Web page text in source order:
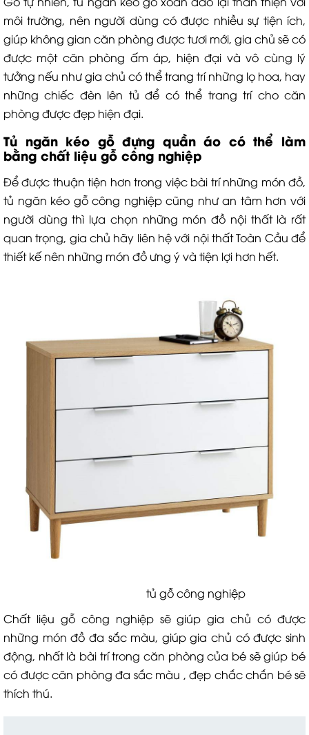
môi trường, nên người dùng có được nhiều sự tiện ích,
giúp không gian căn phòng được tươi mới, gia chủ sẽ có
được một căn phòng ấm áp, hiện đại và vô cùng lý
tưởng nếu như gia chủ có thể trang trí những lọ hoa, hay
những chiếc đèn lên tủ để có thể trang trí cho căn
phòng được đẹp hiện đại.
Tủ ngăn kéo gỗ đựng quần áo có thể làm
bằng chất liệu gỗ công nghiệp
Để được thuận tiện hơn trong việc bài trí những món đồ,
tủ ngăn kéo gỗ công nghiệp cũng như an tâm hơn với
người dùng thì lựa chọn những món đồ nội thất là rất
quan trọng, gia chủ hãy liên hệ với nội thất Toàn Cầu để
thiết kế nên những món đồ ưng ý và tiện lợi hơn hết.
tủ gỗ công nghiệp
Chất liệu gỗ công nghiệp sẽ giúp gia chủ có được
những món đồ đa sắc màu, giúp gia chủ có được sinh
động, nhất là bài trí trong căn phòng của bé sẽ giúp bé
có được căn phòng đa sắc màu , đẹp chắc chắn bé sẽ
thích thú.